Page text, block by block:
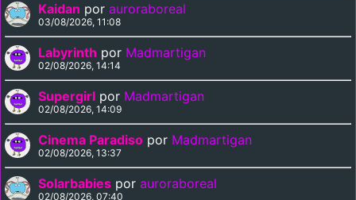
Kaidan por auroraboreal
03/08/2026, 11:08
Labyrinth por Madmartigan
02/08/2026, 14:14
Supergirl por Madmartigan
02/08/2026, 14:09
Cinema Paradiso por Madmartigan
02/08/2026, 13:37
Solarbabies por auroraboreal
02/08/2026, 07:40